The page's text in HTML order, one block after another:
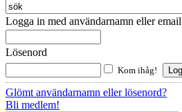
Logga in med användarnamn eller email
Lösenord
Kom ihåg!
Glömt användarnamn eller lösenord?
Bli medlem!